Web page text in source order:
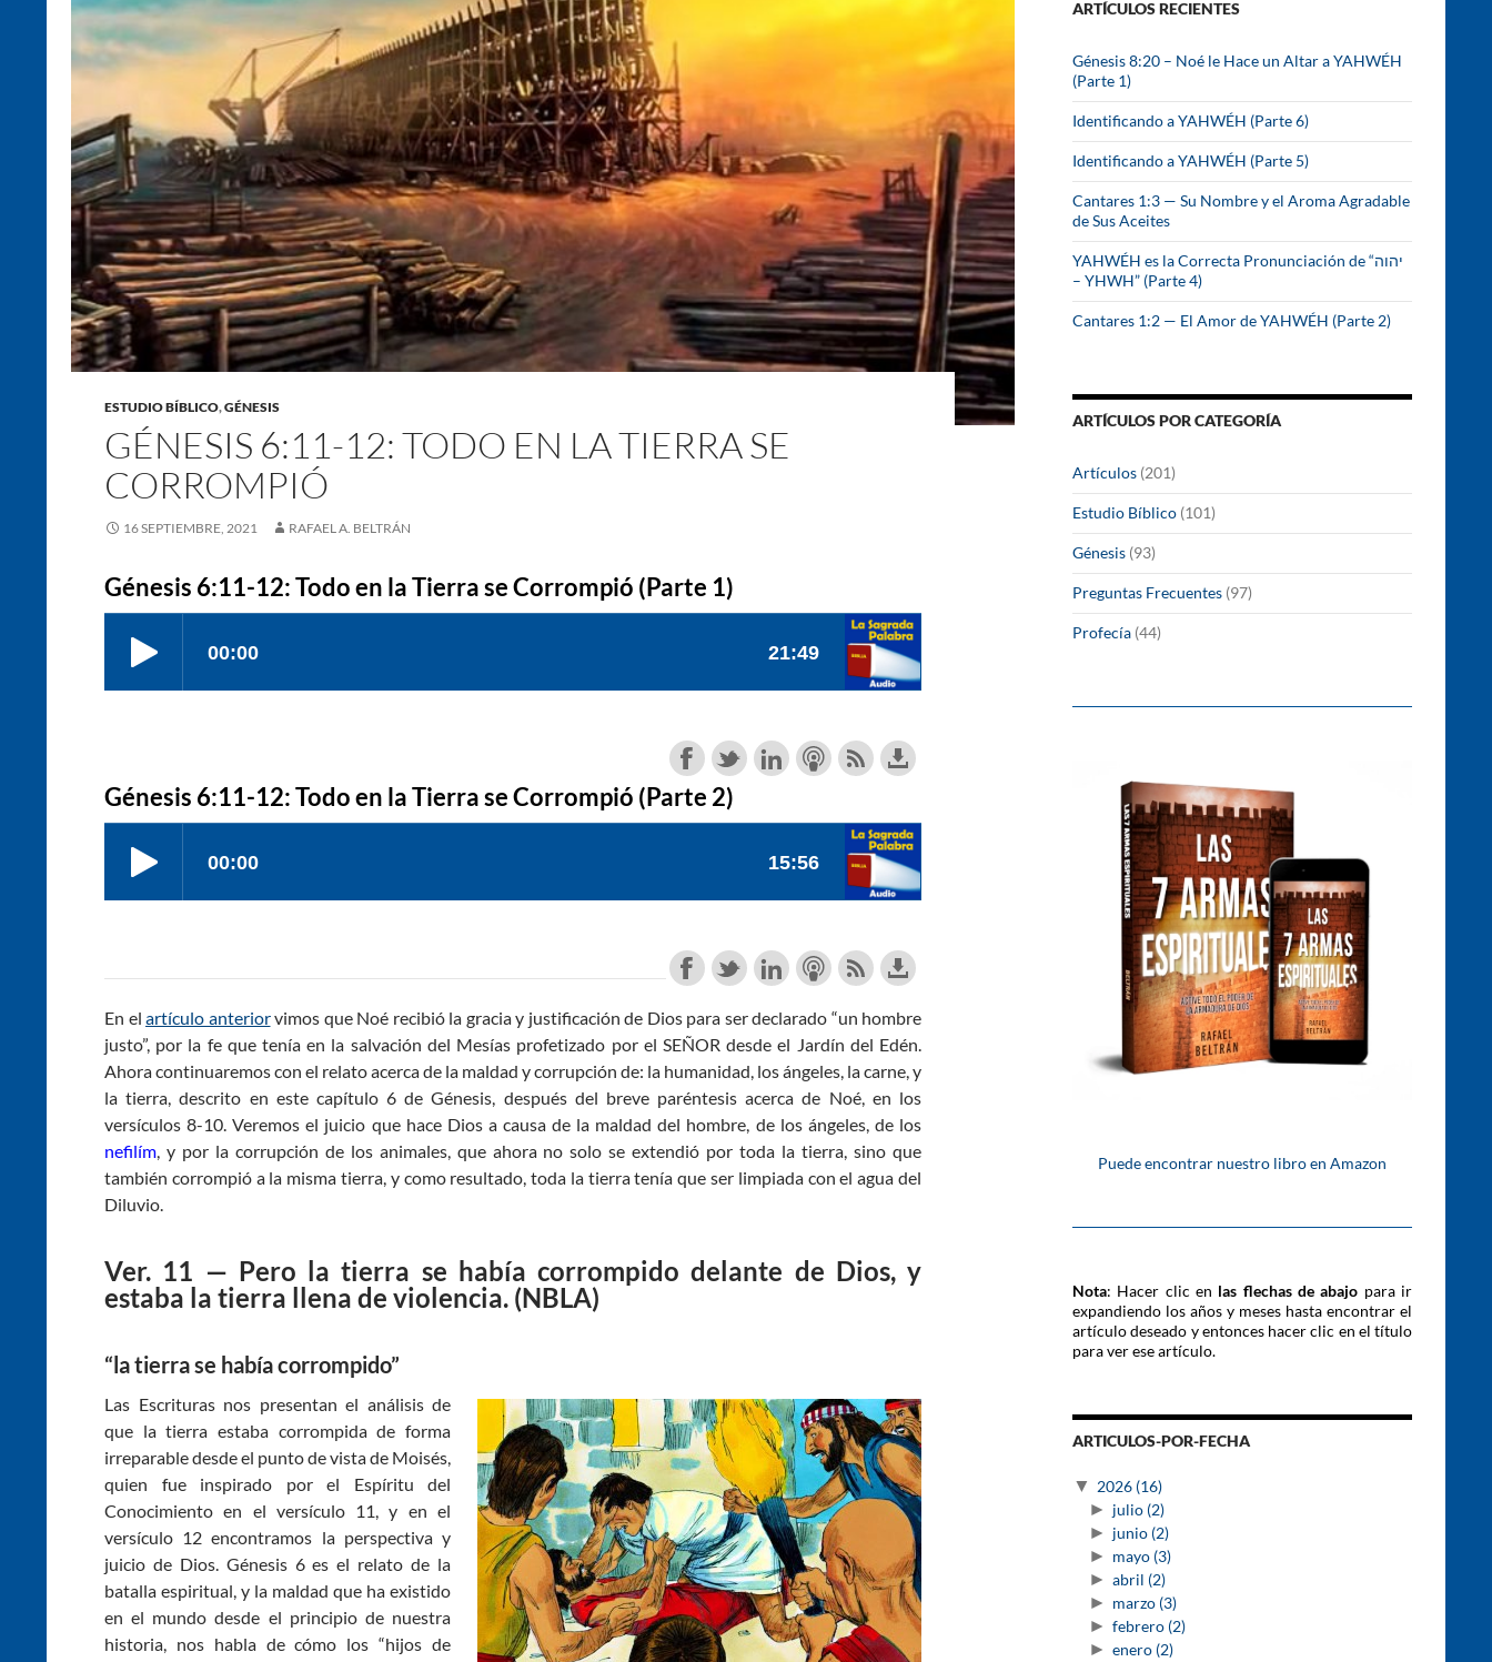
ESTUDIO BÍBLICO,GÉNESIS
GÉNESIS 6:11-12: TODO EN LA TIERRA SE
CORROMPIÓ
16 SEPTIEMBRE, 2021 RAFAEL A. BELTRÁN
Génesis 6:11-12: Todo en la Tierra se Corrompió (Parte 1)
Génesis 6:11-12: Todo en la Tierra se Corrompió (Parte 2)
En el artículo anteriorvimos que Noé recibió la gracia y justificación de Dios para ser declarado “un hombre
justo”, por la fe que tenía en la salvación del Mesías profetizado por el SEÑOR desde el Jardín del Edén.
Ahora continuaremos con el relato acerca de la maldad y corrupción de: la humanidad, los ángeles, la carne, y
la tierra, descrito en este capítulo 6 de Génesis, después del breve paréntesis acerca de Noé, en los
versículos 8-10. Veremos el juicio que hace Dios a causa de la maldad del hombre, de los ángeles, de los
nefilím , y por la corrupción de los animales, que ahora no solo se extendió por toda la tierra, sino que
también corrompió a la misma tierra, y como resultado, toda la tierra tenía que ser limpiada con el agua del
Diluvio.
Ver. 11 — Pero la tierra se había corrompido delante de Dios, y
estaba la tierra llena de violencia. (NBLA)
“la tierra se había corrompido”
Las Escrituras nos presentan el análisis de
que la tierra estaba corrompida de forma
irreparable desde el punto de vista de Moisés,
quien fue inspirado por el Espíritu del
Conocimiento en el versículo 11, y en el
versículo 12 encontramos la perspectiva y
juicio de Dios. Génesis 6es el relato de la
batalla espiritual, y la maldad que ha existido
en el mundo desde el principio de nuestra
historia, nos habla de cómo los “hijos de
r
ARTÍCULOS RECIENTES
Génesis 8:20 – Noé le Hace un Altar a YAHWÉH
(Parte 1)
Identificando a YAHWÉH (Parte 6)
Identificando a YAHWÉH (Parte 5)
Cantares 1:3 — Su Nombre y el Aroma Agradable
de Sus Aceites
YAHWÉH es la Correcta Pronunciación de “יהוה
– YHWH” (Parte 4)
Cantares 1:2 — El Amor de YAHWÉH (Parte 2)
ARTÍCULOS POR CATEGORÍA
Artículos (201)
Estudio Bíblico (101)
Génesis (93)
Preguntas Frecuentes (97)
Profecía (44)
Puede encontrar nuestro libro en Amazon
Nota: Hacer clic en las flechas de abajo para ir
expandiendo los años y meses hasta encontrar el
artículo deseado y entonces hacer clic en el título
para ver ese artículo.
ARTICULOS-POR-FECHA
▼ 2026 (16)
► julio (2)
► junio (2)
► mayo (3)
► abril (2)
► marzo (3)
► febrero (2)
► enero (2)